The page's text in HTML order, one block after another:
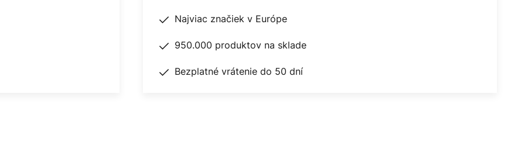
Najviac značiek v Európe
950.000 produktov na sklade
Bezplatné vrátenie do 50 dní